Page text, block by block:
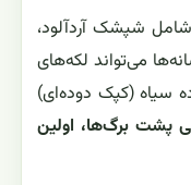
مهم‌ترین آفات Aglaonema pictum شامل شپشک آردآلود،
می‌تواند لکه‌های
سیاه (کپک دوده‌ای)
پشت برگ‌ها، اولین